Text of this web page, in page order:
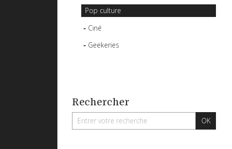
Pop culture
Ciné
Geekeries
Rechercher